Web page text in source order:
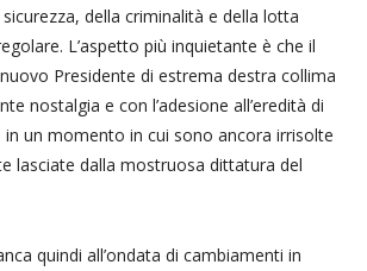
della criminalità e della lotta
L’aspetto più inquietante è che il
Presidente di estrema destra collima
nostalgia e con l’adesione all’eredità di
in un momento in cui sono ancora irrisolte
lasciate dalla mostruosa dittatura del
quindi all’ondata di cambiamenti in